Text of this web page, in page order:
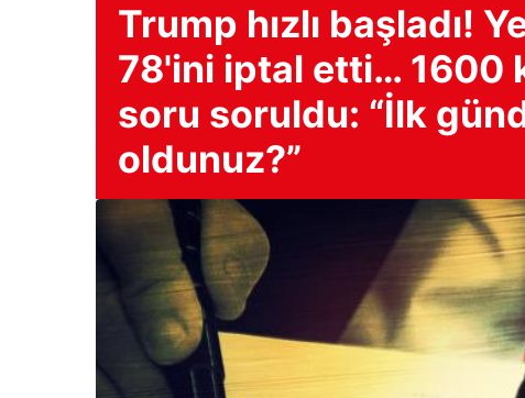
Trump hızlı başladı!
78'ini iptal etti… 1600
soru soruldu: “İlk
oldunuz?”